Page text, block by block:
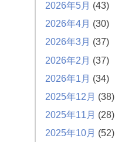
2026年5月 (43)
2026年4月 (30)
2026年3月 (37)
2026年2月 (37)
2026年1月 (34)
2025年12月 (38)
2025年11月 (28)
2025年10月 (52)